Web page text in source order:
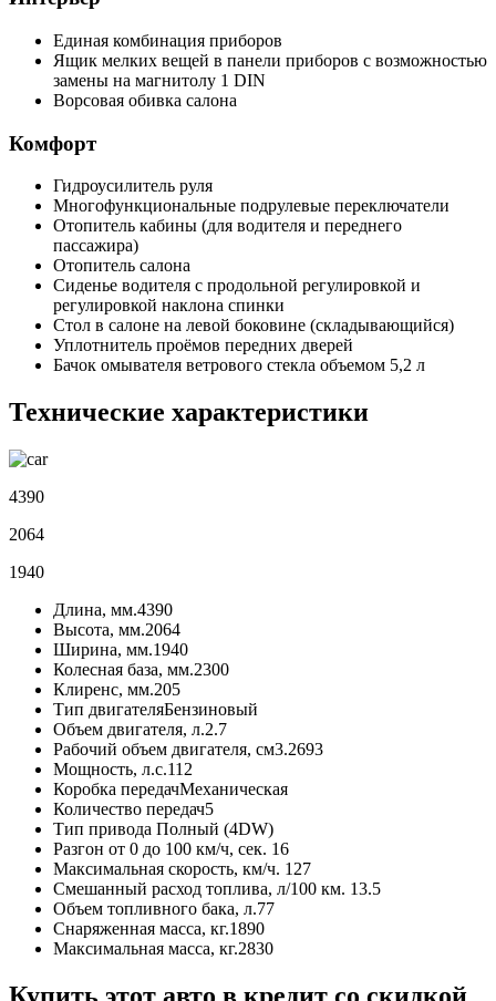
Единая комбинация приборов
Ящик мелких вещей в панели приборов с возможностью
замены на магнитолу 1 DIN
Ворсовая обивка салона
Комфорт
Гидроусилитель руля
Многофункциональные подрулевые переключатели
Отопитель кабины (для водителя и переднего
пассажира)
Отопитель салона
Сиденье водителя с продольной регулировкой и
регулировкой наклона спинки
Стол в салоне на левой боковине (складывающийся)
Уплотнитель проёмов передних дверей
Бачок омывателя ветрового стекла объемом 5,2 л
Технические характеристики
4390
2064
1940
Длина, мм.4390
Высота, мм.2064
Ширина, мм.1940
Колесная база, мм.2300
Клиренс, мм.205
Тип двигателяБензиновый
Объем двигателя, л.2.7
Рабочий объем двигателя, см3.2693
Мощность, л.с.112
Коробка передачМеханическая
Количество передач5
Тип привода Полный (4DW)
Разгон от 0 до 100 км/ч, сек. 16
Максимальная скорость, км/ч. 127
Смешанный расход топлива, л/100 км. 13.5
Объем топливного бака, л.77
Снаряженная масса, кг.1890
Максимальная масса, кг.2830